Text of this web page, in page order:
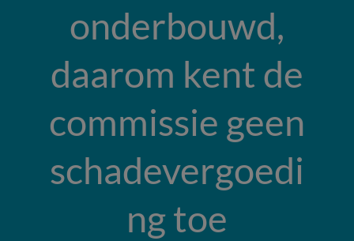
onderbouwd,
daarom kent de
commissie geen
schadevergoedi
ng toe